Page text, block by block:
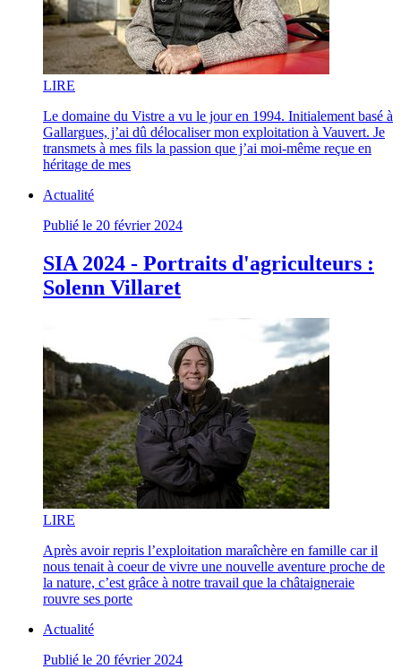
LIRE
Le domaine du Vistre a vu le jour en 1994. Initialement basé à
Gallargues, j’ai dû délocaliser mon exploitation à Vauvert. Je
transmets à mes fils la passion que j’ai moi-même reçue en
héritage de mes
Actualité
Publié le 20 février 2024
SIA 2024 - Portraits d'agriculteurs :
Solenn Villaret
LIRE
Après avoir repris l’exploitation maraîchère en famille car il
nous tenait à coeur de vivre une nouvelle aventure proche de
la nature, c’est grâce à notre travail que la châtaigneraie
rouvre ses porte
Actualité
Publié le 20 février 2024